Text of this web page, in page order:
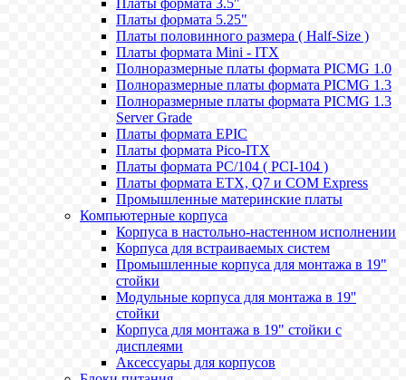
Платы формата 3.5"
Платы формата 5.25"
Платы половинного размера ( Half-Size )
Платы формата Mini - ITX
Полноразмерные платы формата PICMG 1.0
Полноразмерные платы формата PICMG 1.3
Полноразмерные платы формата PICMG 1.3
Server Grade
Платы формата EPIC
Платы формата Pico-ITX
Платы формата PC/104 ( PCI-104 )
Платы формата ETX, Q7 и COM Express
Промышленные материнские платы
Компьютерные корпуса
Корпуса в настольно-настенном исполнении
Корпуса для встраиваемых систем
Промышленные корпуса для монтажа в 19"
стойки
Модульные корпуса для монтажа в 19''
стойки
Корпуса для монтажа в 19" стойки с
дисплеями
Аксессуары для корпусов